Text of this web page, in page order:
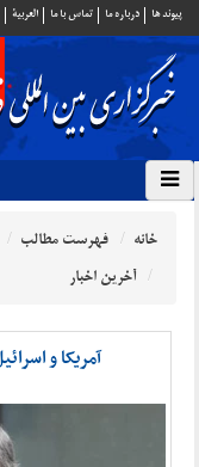
پيوند ها درباره ما تماس با ما العربية
خانه فهرست مطالب
آخرین اخبار
آمریکا و